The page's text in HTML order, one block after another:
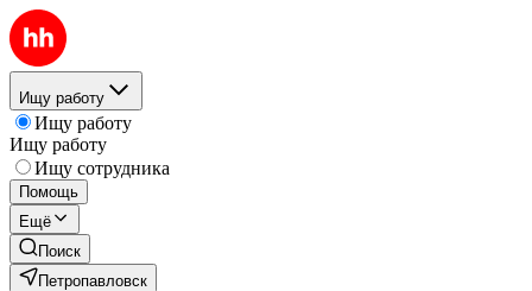
Ищу работу
Ищу работу
Ищу работу
Ищу сотрудника
Помощь
Ещё
Поиск
Петропавловск